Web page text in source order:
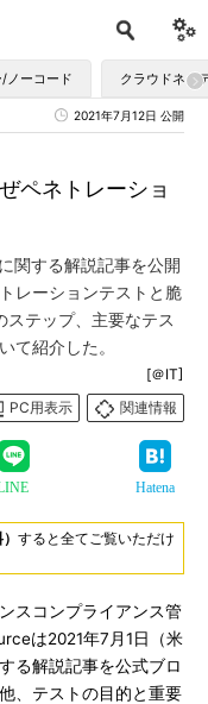
/ノーコード クラウドネイ
2021年7月12日 公開
ペネトレーショ
関する解説記事を公開
レーションテストと脆
テップ、主要なテス
て紹介した。
[＠IT]
PC用表示
関連情報
Hatena
すると全てご覧いただけ
スコンプライアンス管
は2021年7月1日（米
る解説記事を公式ブロ
、テストの目的と重要